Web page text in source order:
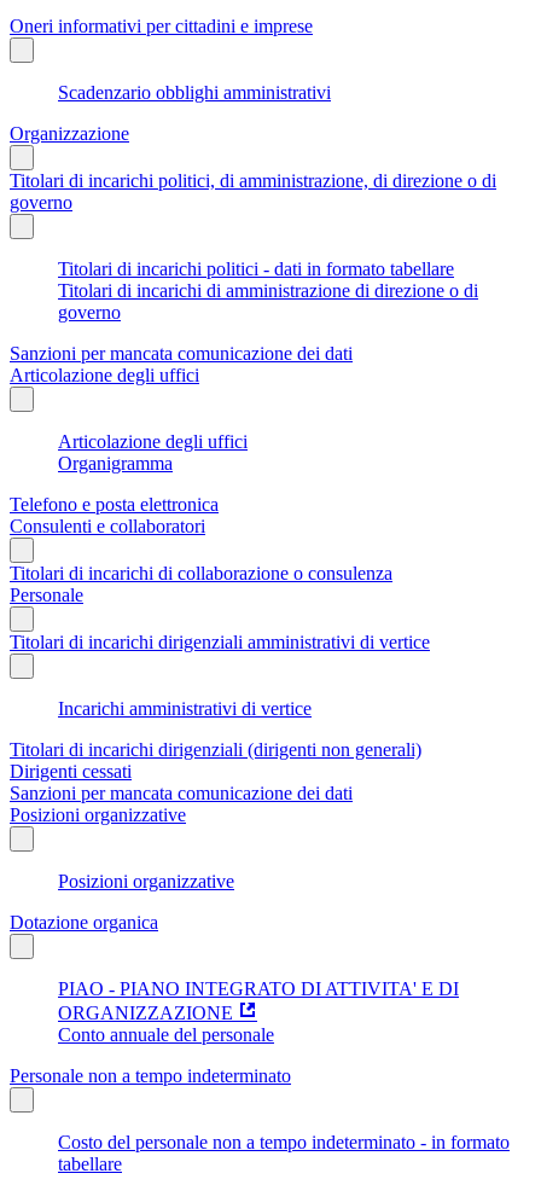
Oneri informativi per cittadini e imprese
Scadenzario obblighi amministrativi
Organizzazione
Titolari di incarichi politici, di amministrazione, di direzione o di
governo
Titolari di incarichi politici - dati in formato tabellare
Titolari di incarichi di amministrazione di direzione o di
governo
Sanzioni per mancata comunicazione dei dati
Articolazione degli uffici
Articolazione degli uffici
Organigramma
Telefono e posta elettronica
Consulenti e collaboratori
Titolari di incarichi di collaborazione o consulenza
Personale
Titolari di incarichi dirigenziali amministrativi di vertice
Incarichi amministrativi di vertice
Titolari di incarichi dirigenziali (dirigenti non generali)
Dirigenti cessati
Sanzioni per mancata comunicazione dei dati
Posizioni organizzative
Posizioni organizzative
Dotazione organica
PIAO - PIANO INTEGRATO DI ATTIVITA' E DI
ORGANIZZAZIONE
Conto annuale del personale
Personale non a tempo indeterminato
Costo del personale non a tempo indeterminato - in formato
tabellare